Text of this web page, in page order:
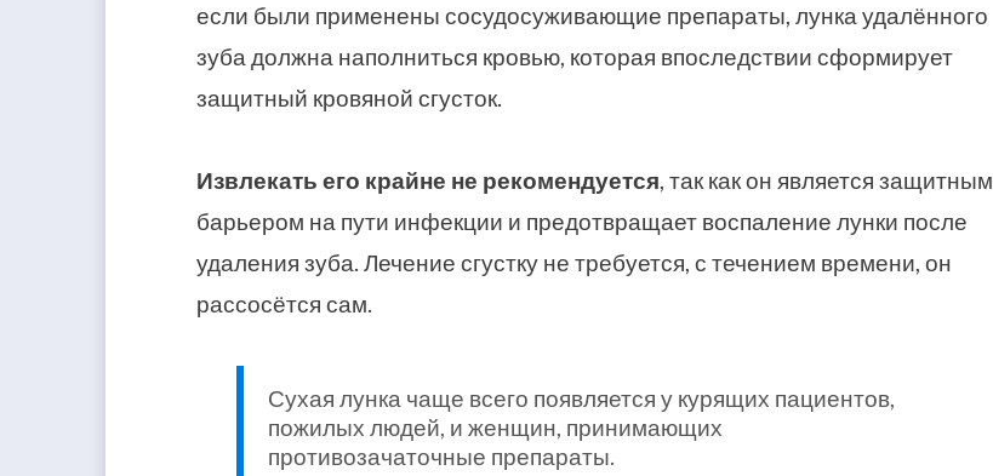
если были применены сосудосуживающие препараты, лунка удалённого
зуба должна наполниться кровью, которая впоследствии сформирует
защитный кровяной сгусток.
Извлекать его крайне не рекомендуется, так как он является защитным
барьером на пути инфекции и предотвращает воспаление лунки после
удаления зуба. Лечение сгустку не требуется, с течением времени, он
рассосётся сам.
Сухая лунка чаще всего появляется у курящих пациентов,
пожилых людей, и женщин, принимающих
противозачаточные препараты.